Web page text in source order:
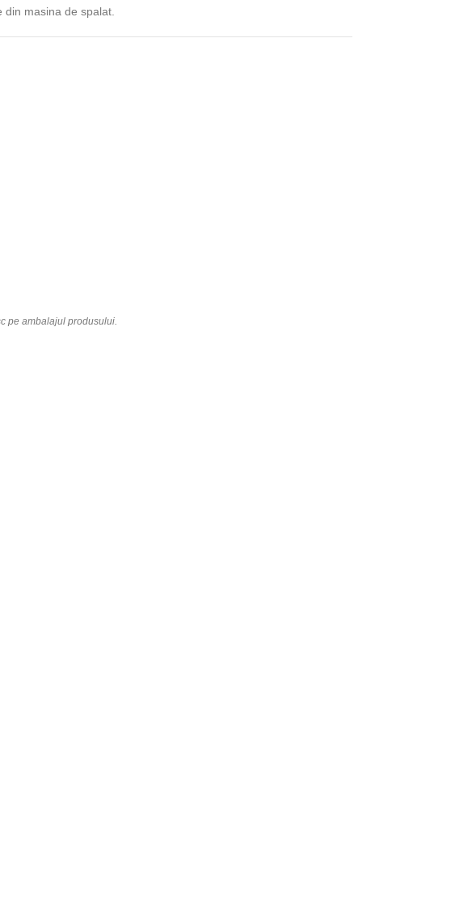
masina de spalat.
pe ambalajul produsului.